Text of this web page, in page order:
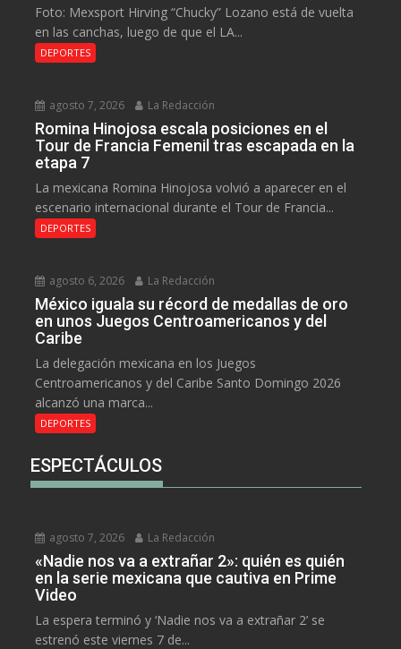
Foto: Mexsport Hirving “Chucky” Lozano está de vuelta
en las canchas, luego de que el LA...
DEPORTES
agosto 7, 2026 La Redacción
Romina Hinojosa escala posiciones en el
Tour de Francia Femenil tras escapada en la
etapa 7
La mexicana Romina Hinojosa volvió a aparecer en el
escenario internacional durante el Tour de Francia...
DEPORTES
agosto 6, 2026 La Redacción
México iguala su récord de medallas de oro
en unos Juegos Centroamericanos y del
Caribe
La delegación mexicana en los Juegos
Centroamericanos y del Caribe Santo Domingo 2026
alcanzó una marca...
DEPORTES
ESPECTÁCULOS
agosto 7, 2026 La Redacción
«Nadie nos va a extrañar 2»: quién es quién
en la serie mexicana que cautiva en Prime
Video
La espera terminó y ‘Nadie nos va a extrañar 2’ se
estrenó este viernes 7 de...